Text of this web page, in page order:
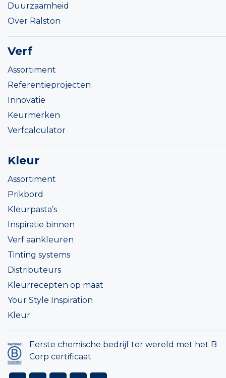
Duurzaamheid
Over Ralston
Verf
Assortiment
Referentieprojecten
Innovatie
Keurmerken
Verfcalculator
Kleur
Assortiment
Prikbord
Kleurpasta’s
Inspiratie binnen
Verf aankleuren
Tinting systems
Distributeurs
Kleurrecepten op maat
Your Style Inspiration
Kleur
Eerste chemische bedrijf ter wereld met het B
Corp certificaat